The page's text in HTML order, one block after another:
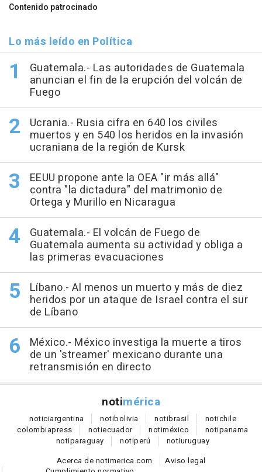
Contenido patrocinado
Lo más leído en Política
Guatemala.- Las autoridades de Guatemala
anuncian el fin de la erupción del volcán de
Fuego
Ucrania.- Rusia cifra en 640 los civiles
muertos y en 540 los heridos en la invasión
ucraniana de la región de Kursk
EEUU propone ante la OEA "ir más allá"
contra "la dictadura" del matrimonio de
Ortega y Murillo en Nicaragua
Guatemala.- El volcán de Fuego de
Guatemala aumenta su actividad y obliga a
las primeras evacuaciones
Líbano.- Al menos un muerto y más de diez
heridos por un ataque de Israel contra el sur
de Líbano
México.- México investiga la muerte a tiros
de un 'streamer' mexicano durante una
retransmisión en directo
notimérica
noticiargentina notibolivia notibrasil notichile
colombiapress notiecuador notiméxico notipanama
notiparaguay notiperú notiuruguay
Acerca de notimerica.com
Aviso legal